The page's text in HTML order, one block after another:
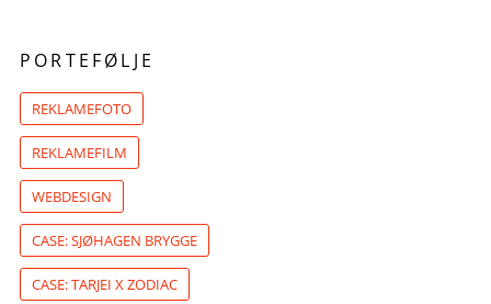
PORTEFØLJE
REKLAMEFOTO
REKLAMEFILM
WEBDESIGN
CASE: SJØHAGEN BRYGGE
CASE: TARJEI X ZODIAC